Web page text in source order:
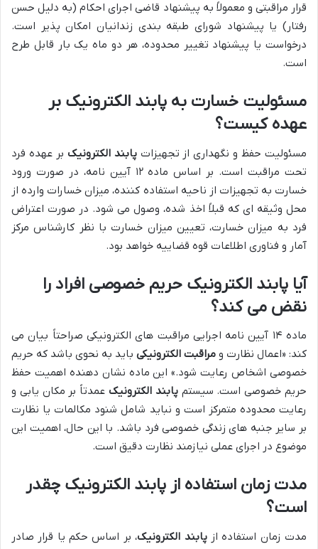
قرار مراقبتی و معمولاً به پیشنهاد قاضی اجرای احکام (به دلیل حسن
رفتار) یا پیشنهاد شورای طبقه بندی زندانیان امکان پذیر است.
درخواست یا پیشنهاد تغییر محدوده، هر دو ماه یک بار قابل طرح
است.
مسئولیت خسارت به پابند الکترونیک بر
عهده کیست؟
مسئولیت حفظ و نگهداری از تجهیزاتپابند الکترونیک بر عهده فرد
تحت مراقبت است. بر اساس ماده ۱۲ آیین نامه، در صورت ورود
خسارت به تجهیزات از ناحیه استفاده کننده، میزان خسارات وارده از
محل وثیقه ای که قبلاً اخذ شده، وصول می شود. در صورت اعتراض
فرد به میزان خسارت، تعیین میزان خسارت با نظر کارشناس مرکز
آمار و فناوری اطلاعات قوه قضاییه خواهد بود.
آیا پابند الکترونیک حریم خصوصی افراد را
نقض می کند؟
ماده ۱۴ آیین نامه اجرایی مراقبت های الکترونیکی صراحتاً بیان می
کند: «اعمال نظارت و مراقبت الکترونیکی باید به نحوی باشد که حریم
خصوصی اشخاص رعایت شود.» این ماده نشان دهنده اهمیت حفظ
حریم خصوصی است. سیستمپابند الکترونیک عمدتاً بر مکان یابی و
رعایت محدوده متمرکز است و نباید شامل شنود مکالمات یا نظارت
بر سایر جنبه های زندگی خصوصی فرد باشد. با این حال، اهمیت این
موضوع در اجرای عملی نیازمند نظارت دقیق است.
مدت زمان استفاده از پابند الکترونیک چقدر
است؟
مدت زمان استفاده ازپابند الکترونیک، بر اساس حکم یا قرار صادر